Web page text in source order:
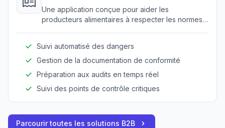
Une application conçue pour aider les
producteurs alimentaires à respecter les normes
Suivi automatisé des dangers
Gestion de la documentation de conformité
Préparation aux audits en temps réel
Suivi des points de contrôle critiques
Parcourir toutes les solutions B2B